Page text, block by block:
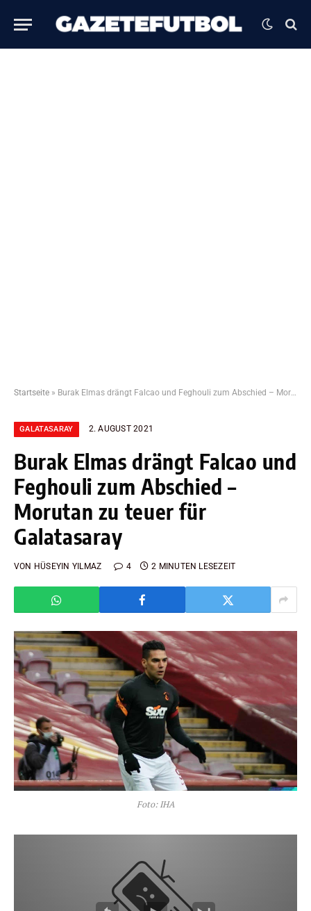
Startseite » Burak Elmas drängt Falcao und Feghouli zum Abschied – Morutan zu teuer für Galatasaray
GALATASARAY 2. AUGUST 2021
Burak Elmas drängt Falcao und
Feghouli zum Abschied –
Morutan zu teuer für
Galatasaray
VON HÜSEYIN YILMAZ 4 2 MINUTEN LESEZEIT
Foto: IHA